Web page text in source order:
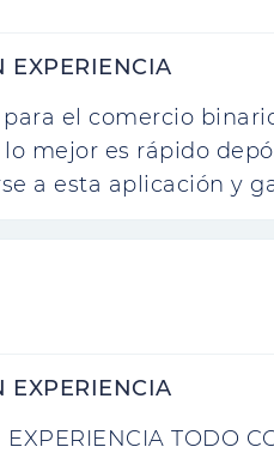
EXPERIENCIA
el comercio
mejor es rápido
a esta aplicación y
EXPERIENCIA
TODO